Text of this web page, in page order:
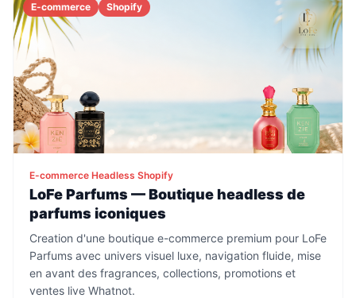
E-commerce Shopify
E-commerce Headless Shopify
LoFe Parfums — Boutique headless de
parfums iconiques
Creation d'une boutique e-commerce premium pour LoFe
Parfums avec univers visuel luxe, navigation fluide, mise
en avant des fragrances, collections, promotions et
ventes live Whatnot.